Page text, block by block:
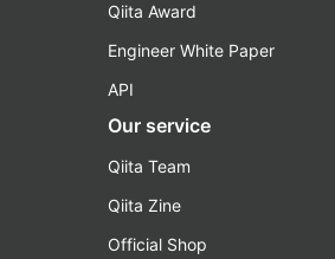
Qiita Award
Engineer White Paper
API
Our service
Qiita Team
Qiita Zine
Official Shop